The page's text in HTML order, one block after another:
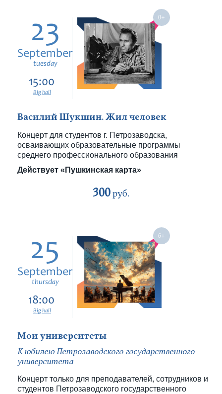
23
September
tuesday
15:00
Big hall
Василий Шукшин. Жил человек
Концерт для студентов г. Петрозаводска,
осваивающих образовательные программы
среднего профессионального образования
Действует «Пушкинская карта»
300руб.
25
September
thursday
18:00
Big hall
Мои университеты
К юбилею Петрозаводского государственного
университета
Концерт только для преподавателей, сотрудников и
студентов Петрозаводского государственного